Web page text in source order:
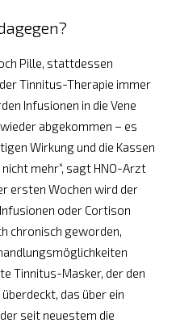
Pille, stattdessen
Tinnitus-Therapie immer
Infusionen in die Vene
abgekommen – es
Wirkung und die Kassen
mehr“, sagt HNO-Arzt
ersten Wochen wird der
oder Cortison
chronisch geworden,
Tinnitus-Masker, der den
das über ein
seit neuestem die